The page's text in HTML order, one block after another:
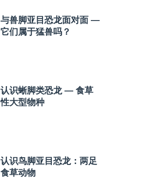
与兽脚亚目恐龙面对面 —
它们属于猛兽吗？
认识蜥脚类恐龙 — 食草
性大型物种
认识鸟脚亚目恐龙：两足
食草动物